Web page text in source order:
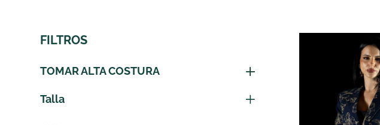
FILTROS
TOMAR ALTA COSTURA
Talla